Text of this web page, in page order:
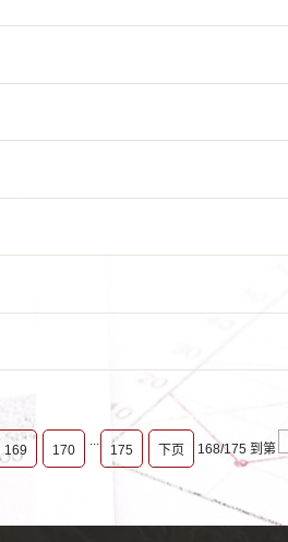
169 170 175 下页 168/175 到第